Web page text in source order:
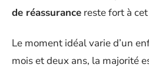
de réassurance reste fort à
Le moment idéal varie d’un
mois et deux ans, la majorité